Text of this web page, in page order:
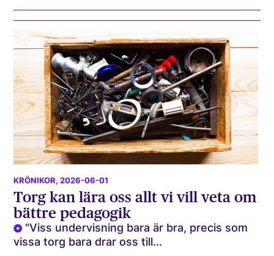
KRÖNIKOR, 2026-06-01
Torg kan lära oss allt vi vill veta om
bättre pedagogik
"Viss undervisning bara är bra, precis som
vissa torg bara drar oss till...